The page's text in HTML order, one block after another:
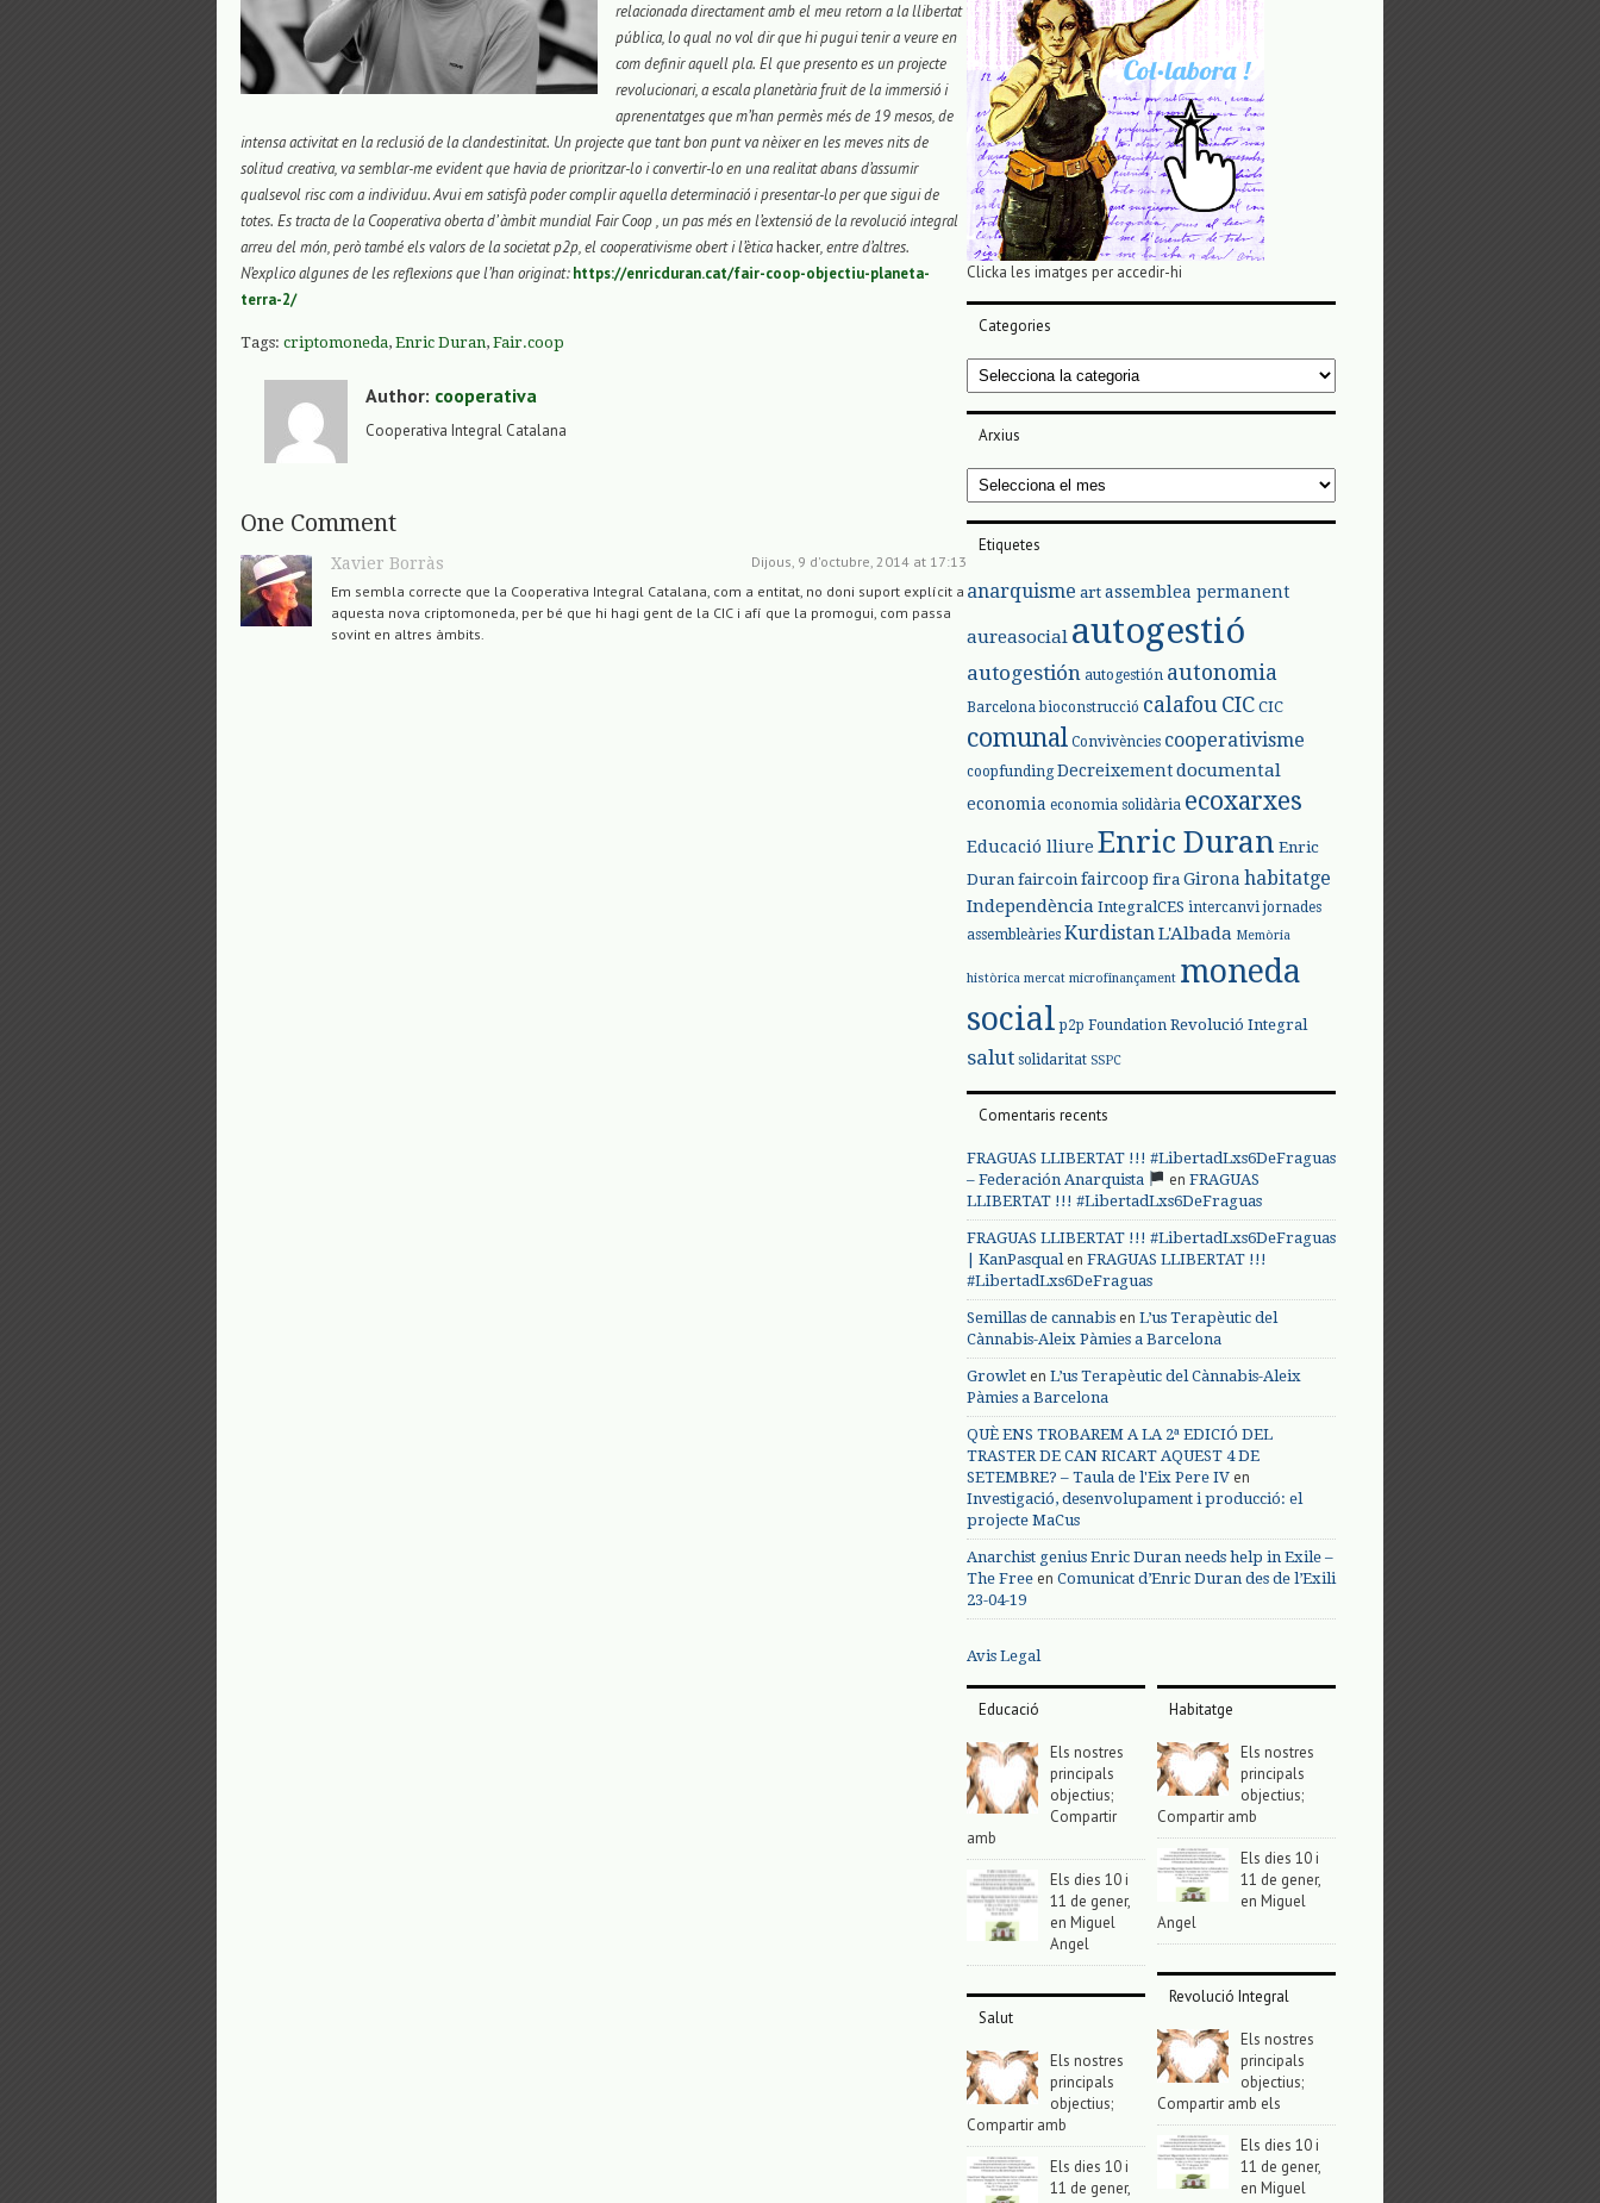
relacionada directament amb el meu retorn a la llibertat
pública, lo qual no vol dir que hi pugui tenir a veure en
com definir aquell pla. El que presento es un projecte
revolucionari, a escala planetària fruit de la immersió i
aprenentatges que m’han permès més de 19 mesos, de
intensa activitat en la reclusió de la clandestinitat. Un projecte que tant bon punt va nèixer en les meves nits de
solitud creativa, va semblar-me evident que havia de prioritzar-lo i convertir-lo en una realitat abans d’assumir
qualsevol risc com a individuu. Avui em satisfà poder complir aquella determinació i presentar-lo per que sigui de
totes. Es tracta de la Cooperativa oberta d’ àmbit mundial Fair Coop , un pas més en l’extensió de la revolució integral
arreu del món, però també els valors de la societat p2p, el cooperativisme obert i l’èticahacker, entre d’altres.
N’explico algunes de les reflexions que l’han originat: https://enricduran.cat/fair-coop-objectiu-planeta-
terra-2/
Tags: criptomoneda, Enric Duran, Fair.coop
Author: cooperativa
Cooperativa Integral Catalana
One Comment
Xavier Borràs
Dijous, 9 d'octubre, 2014 at 17:13
Em sembla correcte que la Cooperativa Integral Catalana, com a entitat, no doni suport explícit a
aquesta nova criptomoneda, per bé que hi hagi gent de la CIC i afí que la promogui, com passa
sovint en altres àmbits.
Clicka les imatges per accedir-hi
Categories
Categories
Arxius
Arxius
Etiquetes
anarquisme art assemblea permanent
aureasocial autogestió
autogestión autogestión autonomia
Barcelona bioconstrucció calafou CIC CIC
comunal Convivències cooperativisme
coopfunding Decreixementdocumental
economia economia solidària ecoxarxes
Educació lliure Enric Duran Enric
Duran faircoin faircoop fira Girona habitatge
Independència IntegralCES intercanvi jornades
assembleàries Kurdistan L'Albada Memòria
històrica mercat microfinançament moneda
social p2p Foundation Revolució Integral
salut solidaritat SSPC
Comentaris recents
FRAGUAS LLIBERTAT !!! #LibertadLxs6DeFraguas
– Federación Anarquista
en FRAGUAS
LLIBERTAT !!! #LibertadLxs6DeFraguas
FRAGUAS LLIBERTAT !!! #LibertadLxs6DeFraguas
| KanPasqualen FRAGUAS LLIBERTAT !!!
#LibertadLxs6DeFraguas
Semillas de cannabis en L’us Terapèutic del
Cànnabis-Aleix Pàmies a Barcelona
Growlet en L’us Terapèutic del Cànnabis-Aleix
Pàmies a Barcelona
QUÈ ENS TROBAREM A LA 2ª EDICIÓ DEL
TRASTER DE CAN RICART AQUEST 4 DE
SETEMBRE? – Taula de l'Eix Pere IV en
Investigació, desenvolupament i producció: el
projecte MaCus
Anarchist genius Enric Duran needs help in Exile –
The Free en Comunicat d’Enric Duran des de l’Exili
23-04-19
Avis Legal
Educació
Els nostres
principals
objectius;
Compartir
amb
Els dies 10 i
11 de gener,
en Miguel
Angel
Salut
Els nostres
principals
objectius;
Compartir amb
Els dies 10 i
11 de gener,
Habitatge
Els nostres
principals
objectius;
Compartir amb
Els dies 10 i
11 de gener,
en Miguel
Angel
Revolució Integral
Els nostres
principals
objectius;
Compartir amb els
Els dies 10 i
11 de gener,
en Miguel